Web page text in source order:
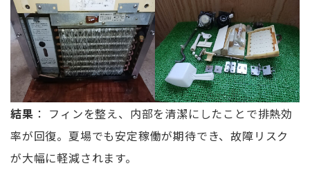
結果 ： フィンを整え、内部を清潔にしたことで排熱効
率が回復。夏場でも安定稼働が期待でき、故障リスク
が大幅に軽減されます。